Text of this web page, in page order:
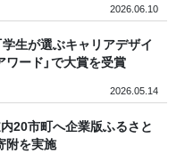
2026.06.10
学生が選ぶキャリアデザイ
ード」で大賞を受賞
2026.05.14
20市町へ企業版ふるさと
附を実施